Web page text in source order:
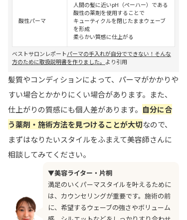
酸性パーマ
人間の髪に近いpH（ペーハー）である
酸性の薬剤を使用することで
キューティクルを閉じたままウェーブ
を形成
柔らかい質感に仕上がる
ベストサロンレポートパーマの手入れが自分でできない！そんな
方のために取扱説明書を作りました。 より引用
髪質やコンディションによって、パーマがかかりや
すい場合とかかりにくい場合があります。また、
仕上がりの質感にも個人差があります。 自分に合
う薬剤・施術方法を見つけることが大切なので、
まずはなりたいスタイルをふまえて美容師さんに
相談してみてください。
▼美容ライター・片桐
満足のいくパーマスタイルを叶えるために
は、カウンセリングが重要です。施術の前
に、希望するウェーブの強さやボリューム